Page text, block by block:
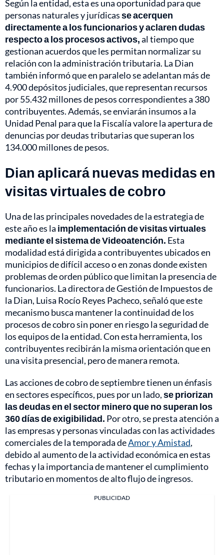
Según la entidad, esta es una oportunidad para que
personas naturales y jurídicasse acerquen
directamente a los funcionarios y aclaren dudas
respecto a los procesos activos,al tiempo que
gestionan acuerdos que les permitan normalizar su
relación con la administración tributaria. La Dian
también informó que en paralelo se adelantan más de
4.900 depósitos judiciales, que representan recursos
por 55.432 millones de pesos correspondientes a 380
contribuyentes. Además, se enviarán insumos a la
Unidad Penal para que la Fiscalía valore la apertura de
denuncias por deudas tributarias que superan los
134.000 millones de pesos.
Dian aplicará nuevas medidas en
visitas virtuales de cobro
Una de las principales novedades de la estrategia de
este año es la implementación de visitas virtuales
mediante el sistema de Videoatención. Esta
modalidad está dirigida a contribuyentes ubicados en
municipios de difícil acceso o en zonas donde existen
problemas de orden público que limitan la presencia de
funcionarios. La directora de Gestión de Impuestos de
la Dian, Luisa Rocío Reyes Pacheco, señaló que este
mecanismo busca mantener la continuidad de los
procesos de cobro sin poner en riesgo la seguridad de
los equipos de la entidad. Con esta herramienta, los
contribuyentes recibirán la misma orientación que en
una visita presencial, pero de manera remota.
Las acciones de cobro de septiembre tienen un énfasis
en sectores específicos, pues por un lado,se priorizan
las deudas en el sector minero que no superan los
360 días de exigibilidad. Por otro, se presta atención a
las empresas y personas vinculadas con las actividades
comerciales de la temporada deAmor y Amistad,
debido al aumento de la actividad económica en estas
fechas y la importancia de mantener el cumplimiento
tributario en momentos de alto flujo de ingresos.
PUBLICIDAD